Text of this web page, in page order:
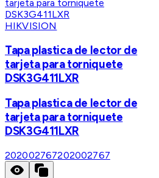
HIKVISION
Tapa plastica de lector de
tarjeta para torniquete
DSK3G411LXR
Tapa plastica de lector de
tarjeta para torniquete
DSK3G411LXR
202002767202002767